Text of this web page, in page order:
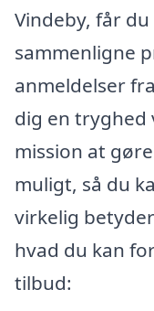
Vindeby, får
sammenligne
anmeldelser
dig en tryghed
mission at
muligt, så du
virkelig
hvad du kan
tilbud: